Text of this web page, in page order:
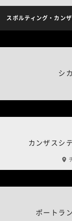
スポルティング・カン
シ
カンザスシ
ポートラ